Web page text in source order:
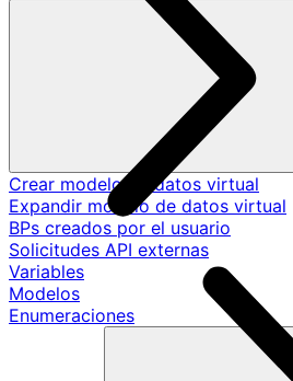
Crear modelo de datos virtual
Expandir modelo de datos virtual
BPs creados por el usuario
Solicitudes API externas
Variables
Modelos
Enumeraciones